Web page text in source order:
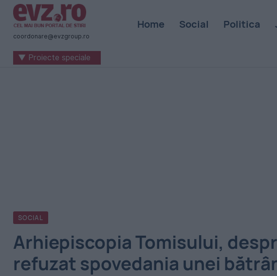
Știri
naționale
internaționale
coordonare@evzgroup.ro
Home Social Politica
▼ Proiecte speciale
SOCIAL
Arhiepiscopia Tomisului,
refuzat spovedania unei